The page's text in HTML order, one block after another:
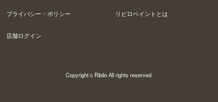
プライバシー・ポリシー リビロペイントとは
店舗ログイン
Copyright c Ribilo All rights reserved.